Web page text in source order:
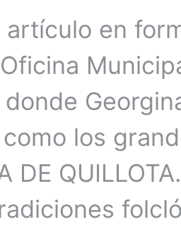
artículo en
los
DE